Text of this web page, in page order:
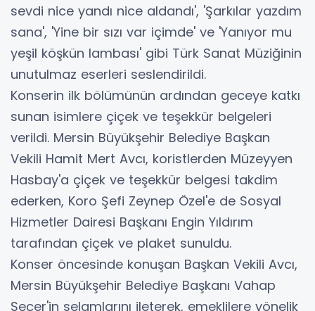
sevdi nice yandı nice aldandı', 'Şarkılar yazdım
sana', 'Yine bir sızı var içimde' ve 'Yanıyor mu
yeşil köşkün lambası' gibi Türk Sanat Müziğinin
unutulmaz eserleri seslendirildi.
Konserin ilk bölümünün ardından geceye katkı
sunan isimlere çiçek ve teşekkür belgeleri
verildi. Mersin Büyükşehir Belediye Başkan
Vekili Hamit Mert Avcı, koristlerden Müzeyyen
Hasbay'a çiçek ve teşekkür belgesi takdim
ederken, Koro Şefi Zeynep Özel'e de Sosyal
Hizmetler Dairesi Başkanı Engin Yıldırım
tarafından çiçek ve plaket sunuldu.
Konser öncesinde konuşan Başkan Vekili Avcı,
Mersin Büyükşehir Belediye Başkanı Vahap
Seçer'in selamlarını ileterek, emeklilere yönelik